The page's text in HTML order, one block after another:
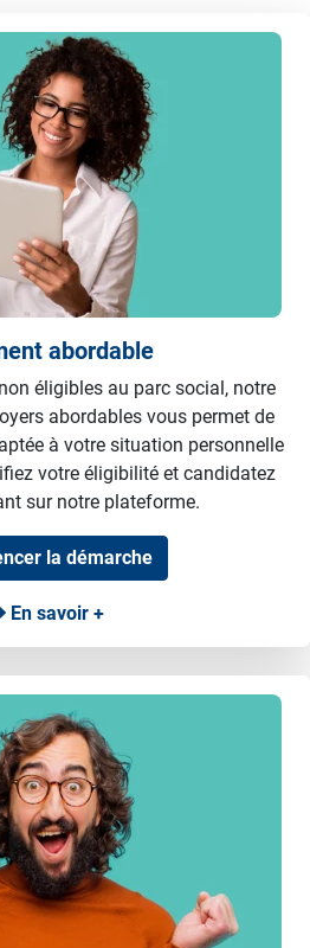
abordable
éligibles au parc social, notre
abordables vous permet de
à votre situation personnelle
votre éligibilité et candidatez
sur notre plateforme.
la démarche
En savoir +